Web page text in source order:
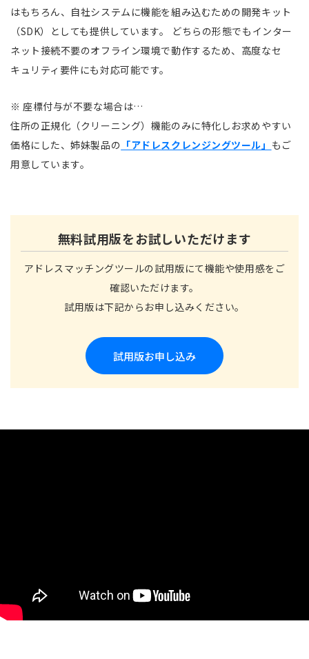
はもちろん、自社システムに機能を組み込むための開発キット
（SDK）としても提供しています。 どちらの形態でもインター
ネット接続不要のオフライン環境で動作するため、高度なセ
キュリティ要件にも対応可能です。
※ 座標付与が不要な場合は…
住所の正規化（クリーニング）機能のみに特化しお求めやすい
価格にした、姉妹製品の 「アドレスクレンジングツール」 もご
用意しています。
無料試用版をお試しいただけます
アドレスマッチングツールの試用版にて機能や使用感をご
確認いただけます。
試用版は下記からお申し込みください。
試用版お申し込み